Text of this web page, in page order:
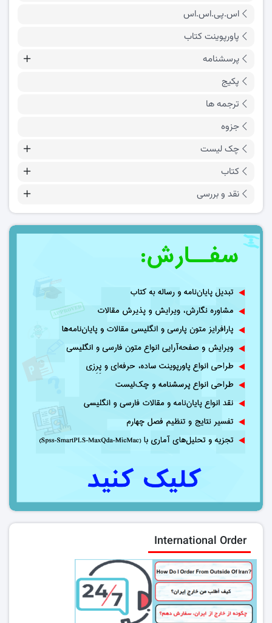
اس.پی.اس.اس
پاورپوینت کتاب
پرسشنامه
پکیج
ترجمه ها
جزوه
چک لیست
کتاب
نقد و بررسی
International Order